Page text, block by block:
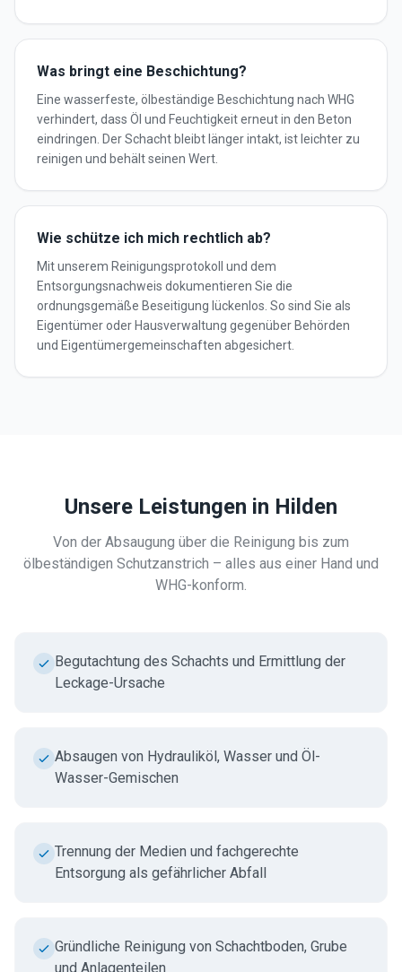
Was bringt eine Beschichtung?
Eine wasserfeste, ölbeständige Beschichtung nach WHG
verhindert, dass Öl und Feuchtigkeit erneut in den Beton
eindringen. Der Schacht bleibt länger intakt, ist leichter zu
reinigen und behält seinen Wert.
Wie schütze ich mich rechtlich ab?
Mit unserem Reinigungsprotokoll und dem
Entsorgungsnachweis dokumentieren Sie die
ordnungsgemäße Beseitigung lückenlos. So sind Sie als
Eigentümer oder Hausverwaltung gegenüber Behörden
und Eigentümergemeinschaften abgesichert.
Unsere Leistungen in Hilden
Von der Absaugung über die Reinigung bis zum
ölbeständigen Schutzanstrich – alles aus einer Hand und
WHG-konform.
Begutachtung des Schachts und Ermittlung der
Leckage-Ursache
Absaugen von Hydrauliköl, Wasser und Öl-
Wasser-Gemischen
Trennung der Medien und fachgerechte
Entsorgung als gefährlicher Abfall
Gründliche Reinigung von Schachtboden, Grube
und Anlagenteilen